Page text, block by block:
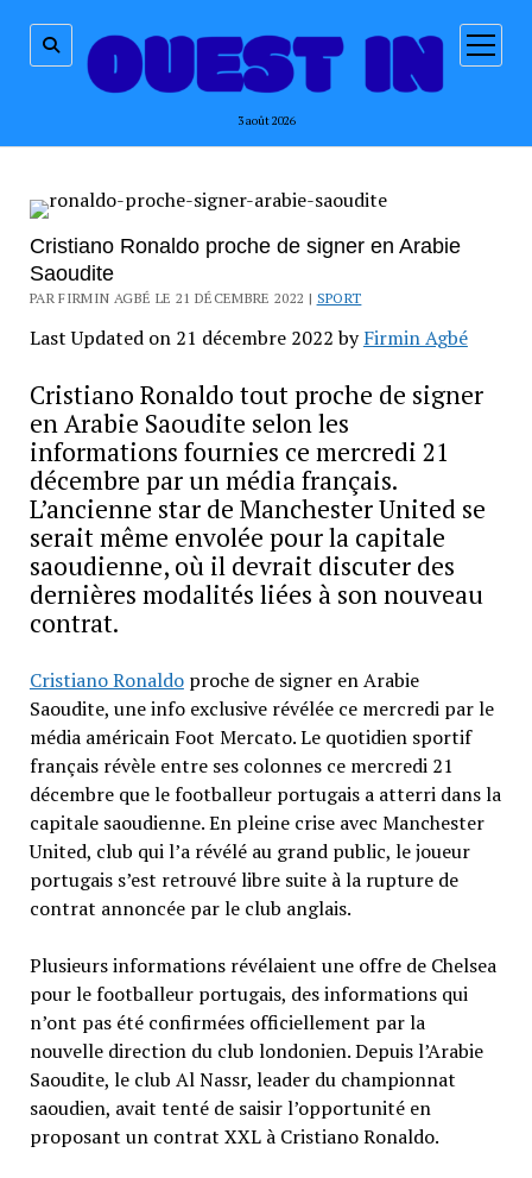
3 août 2026
ouvrir
menu
Cristiano Ronaldo proche de signer en Arabie
Saoudite
PAR FIRMIN AGBÉ LE 21 DÉCEMBRE 2022 | SPORT
Last Updated on 21 décembre 2022 byFirmin Agbé
Cristiano Ronaldo tout proche de signer
en Arabie Saoudite selon les
informations fournies ce mercredi 21
décembre par un média français.
L’ancienne star de Manchester United se
serait même envolée pour la capitale
saoudienne, où il devrait discuter des
dernières modalités liées à son nouveau
contrat.
Cristiano Ronaldoproche de signer en Arabie
Saoudite, une info exclusive révélée ce mercredi par le
média américain Foot Mercato. Le quotidien sportif
français révèle entre ses colonnes ce mercredi 21
décembre que le footballeur portugais a atterri dans la
capitale saoudienne. En pleine crise avec Manchester
United, club qui l’a révélé au grand public, le joueur
portugais s’est retrouvé libre suite à la rupture de
contrat annoncée par le club anglais.
Plusieurs informations révélaient une offre de Chelsea
pour le footballeur portugais, des informations qui
n’ont pas été confirmées officiellement par la
nouvelle direction du club londonien. Depuis l’Arabie
Saoudite, le club Al Nassr, leader du championnat
saoudien, avait tenté de saisir l’opportunité en
proposant un contrat XXL à Cristiano Ronaldo.